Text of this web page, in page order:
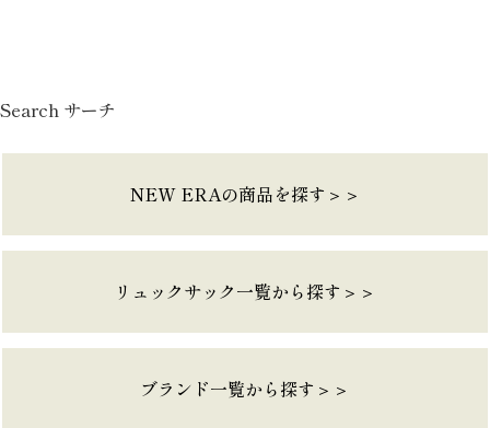
Search サーチ
NEW ERAの商品を探す＞＞
リュックサック一覧から探す＞＞
ブランド一覧から探す＞＞